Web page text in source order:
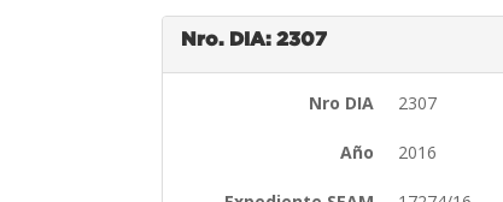
Nro. DIA: 2307
Nro DIA 2307
Año 2016